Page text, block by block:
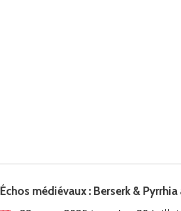
Échos médiévaux : Berserk & Pyrrhia